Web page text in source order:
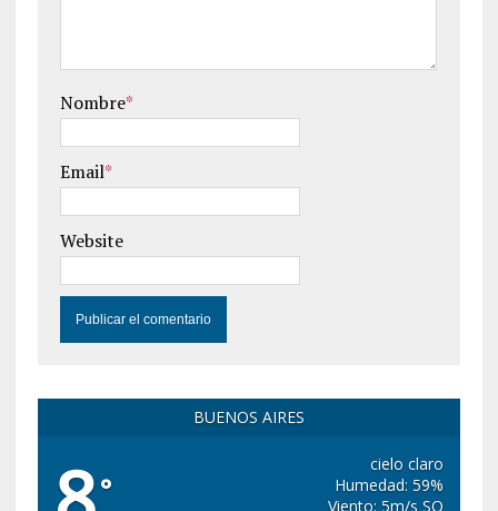
Nombre*
Email*
Website
BUENOS AIRES
°
cielo claro
Humedad: 59%
Viento: 5m/s SO